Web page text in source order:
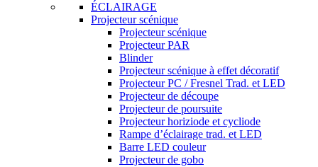
ÉCLAIRAGE
Projecteur scénique
Projecteur scénique
Projecteur PAR
Blinder
Projecteur scénique à effet décoratif
Projecteur PC / Fresnel Trad. et LED
Projecteur de découpe
Projecteur de poursuite
Projecteur horiziode et cycliode
Rampe d’éclairage trad. et LED
Barre LED couleur
Projecteur de gobo